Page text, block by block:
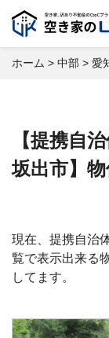
ホーム > 中部 > 愛
【提携自
坂出市】
現在、提携自治
覧で表示出来る
してます。